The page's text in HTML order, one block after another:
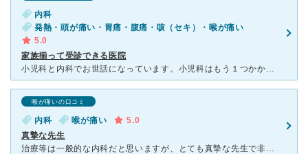
内科
発熱・頭が痛い・胃痛・腹痛・咳（セキ）・喉が痛い
5.0
家族揃って受診できる医院
小児科と内科でお世話になっています。小児科はもう１つかかりつけがありますが、人気な為予約がすぐ埋まることもあり、こちらは第2候補といった感じで利用しています。大人も同時に体調を崩した時はこちらで一度に
喉が痛いの口コミ
内科 喉が痛い
5.0
真摯な先生
治療等は一般的な内科だと思いますが、とても真摯な先生で非常に好感が持てます。 いままで多くの病院にかかりましたが、ダントツで一番ダンディな先生だと妻とよく話します。 小児科も掲げており３歳の娘